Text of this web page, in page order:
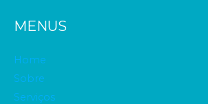
MENUS
Home
Sobre
Serviços